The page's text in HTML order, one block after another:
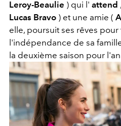
Leroy-Beaulie ) qui l' attend
Lucas Bravo ) et une amie (
elle, poursuit ses rêves
l'indépendance de sa
la deuxième saison pour